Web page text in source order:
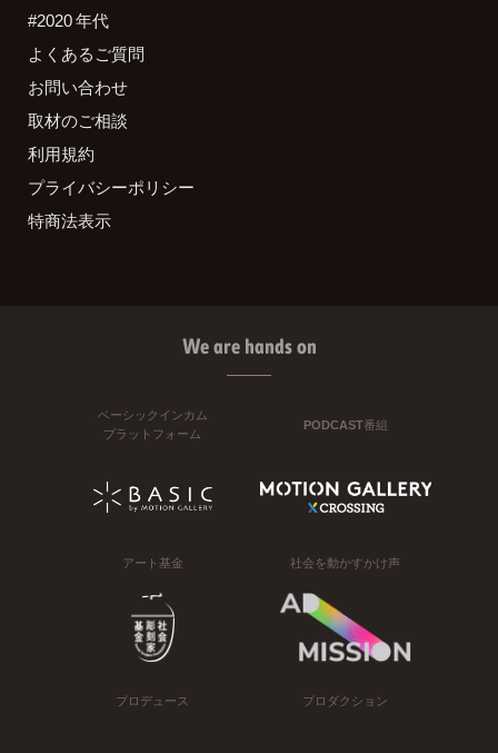
#2020 年代
よくあるご質問
お問い合わせ
取材のご相談
利用規約
プライバシーポリシー
特商法表示
We are hands on
ベーシックインカム
プラットフォーム
PODCAST番組
アート基金 社会を動かすかけ声
プロデュース プロダクション